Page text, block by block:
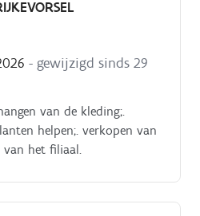
- gewijzigd sinds 29
van de kleding;.
helpen;. verkopen van
van het filiaal.